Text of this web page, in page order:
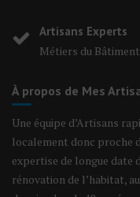
Artisans Experts
Métiers du
À propos de Mes
Une équipe d’Artisans
localement donc proche
expertise de longue date
rénovation de l’habitat,